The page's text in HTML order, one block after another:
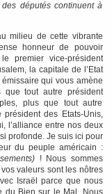
députés continuent à
milieu de cette vibrante
honneur de pouvoir
premier vice-président
la capitale de l’Etat
qui vous amène
tout autre président
plus que tout autre
des Etats-Unis,
l’alliance entre nos deux
profonde. Je suis ici pour
du peuple américain :
! Nous sommes
valeurs sont les nôtres
Israël parce que nous
du Bien sur le Mal. Nous